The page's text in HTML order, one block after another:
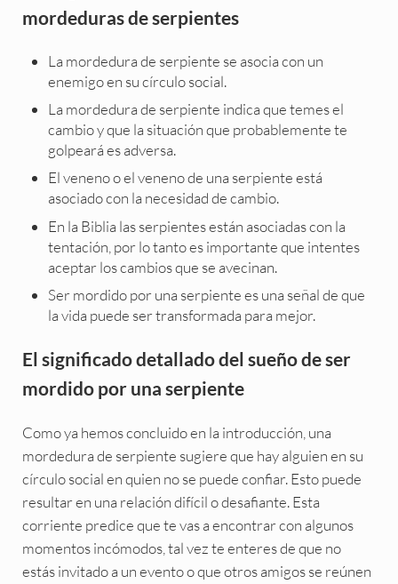
mordeduras de serpientes
La mordedura de serpiente se asocia con un
enemigo en su círculo social.
La mordedura de serpiente indica que temes el
cambio y que la situación que probablemente te
golpeará es adversa.
El veneno o el veneno de una serpiente está
asociado con la necesidad de cambio.
En la Biblia las serpientes están asociadas con la
tentación, por lo tanto es importante que intentes
aceptar los cambios que se avecinan.
Ser mordido por una serpiente es una señal de que
la vida puede ser transformada para mejor.
El significado detallado del sueño de ser
mordido por una serpiente
Como ya hemos concluido en la introducción, una
mordedura de serpiente sugiere que hay alguien en su
círculo social en quien no se puede confiar. Esto puede
resultar en una relación difícil o desafiante. Esta
corriente predice que te vas a encontrar con algunos
momentos incómodos, tal vez te enteres de que no
estás invitado a un evento o que otros amigos se reúnen